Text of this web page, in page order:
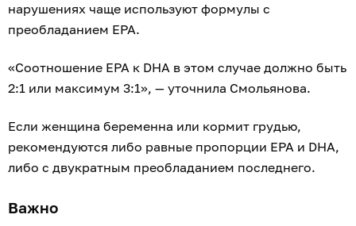
нарушениях чаще используют формулы с
преобладанием EPA.
«Соотношение EPA к DHA в этом случае должно быть
2:1 или максимум 3:1», — уточнила Смольянова.
Если женщина беременна или кормит грудью,
рекомендуются либо равные пропорции EPA и DHA,
либо с двукратным преобладанием последнего.
Важно